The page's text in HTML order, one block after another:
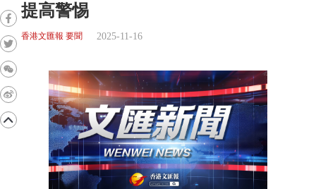
提高警惕
香港文匯報 要聞 2025-11-16